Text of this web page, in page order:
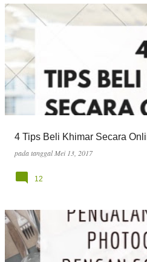
4 Tips Beli Khimar Secara
pada tanggalMei 13, 2017
12